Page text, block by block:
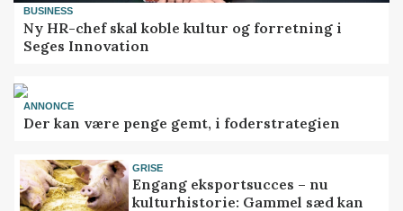
BUSINESS
Ny HR-chef skal koble kultur og forretning i
Seges Innovation
ANNONCE
Der kan være penge gemt, i foderstrategien
GRISE
Engang eksportsucces – nu
kulturhistorie: Gammel sæd kan